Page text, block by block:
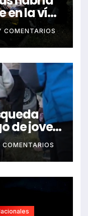
en la vía
COMENTARIOS
de joven
COMENTARIOS